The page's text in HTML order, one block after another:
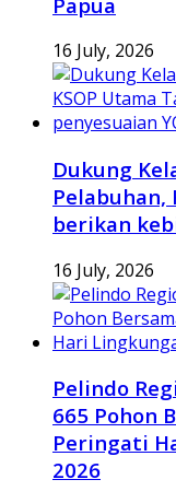
16 July, 2026
Dukung
Pelabuhan,
berikan
16 July, 2026
Pelindo
665 Pohon
Peringati
2026